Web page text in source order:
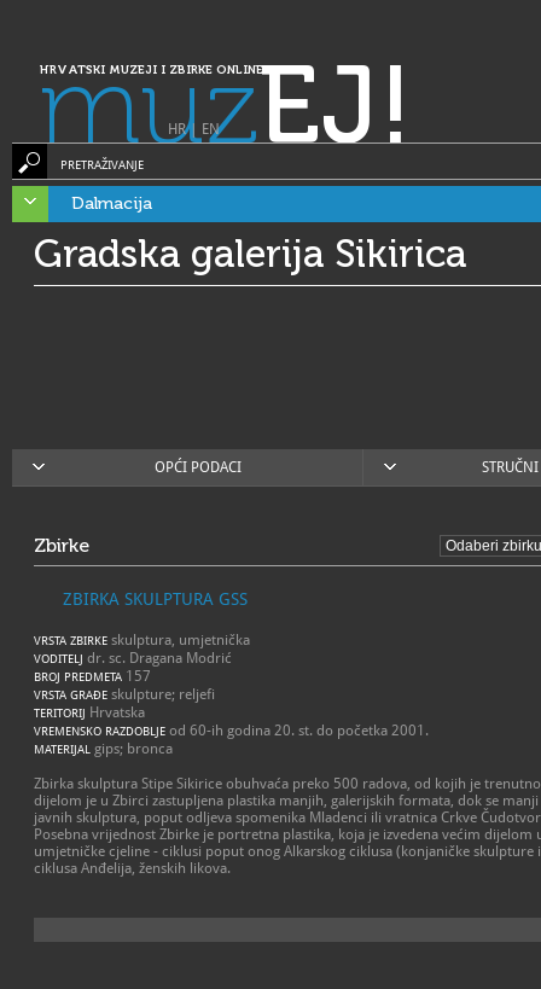
HRVATSKI MUZEJI I ZBIRKE ONLINE
muzEJ!
HR| EN
PRETRAŽIVANJE
Dalmacija
Gradska galerija Sikirica
OPĆI PODACI
Zbirke
ZBIRKA SKULPTURA GSS
VRSTA ZBIRKE skulptura, umjetnička
VODITELJ dr. sc. Dragana Modrić
BROJ PREDMETA 157
VRSTA GRAĐE skulpture; reljefi
TERITORIJ Hrvatska
VREMENSKO RAZDOBLJE od 60-ih godina 20. st. do početka 2001.
MATERIJAL gips; bronca
Zbirka skulptura Stipe Sikirice obuhvaća preko 500 radova, od kojih je
dijelom je u Zbirci zastupljena plastika manjih, galerijskih formata, dok se
javnih skulptura, poput odljeva spomenika Mladenci ili vratnica Crkve
Posebna vrijednost Zbirke je portretna plastika, koja je izvedena većim dijelom
umjetničke cjeline - ciklusi poput onog Alkarskog ciklusa (konjaničke
ciklusa Anđelija, ženskih likova.